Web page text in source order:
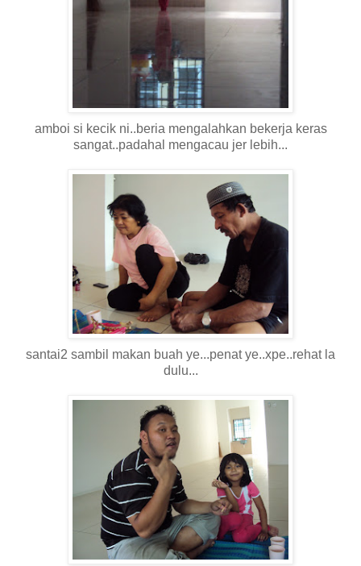
amboi si kecik ni..beria mengalahkan bekerja keras
sangat..padahal mengacau jer lebih...
santai2 sambil makan buah ye...penat ye..xpe..rehat la
dulu...